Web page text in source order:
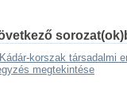
korszak társadalmi
megtekintése